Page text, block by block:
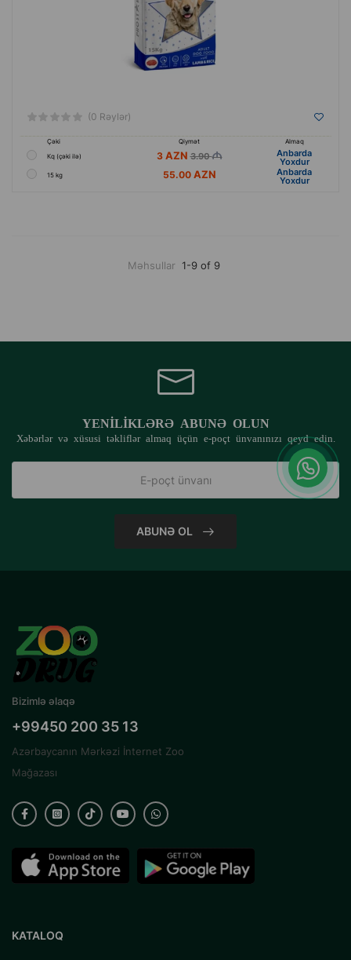
(0 Rəylər)
Çəki Qiymət
Almaq
Кq (çəki ilə)
3 3.90 Anbarda
Yoxdur
15 kg 55.00 Anbarda
Yoxdur
Məhsullar 1-9 of 9
YENILIKLƏRƏ ABUNƏ OLUN
Xəbərlər və xüsusi təkliflər almaq üçün e-poçt ünvanınızı qeyd edin.
ABUNƏ OL
Bizimlə əlaqə
+99450 200 35 13
Azərbaycanın Mərkəzi İnternet Zoo
Mağazası
KATALOQ